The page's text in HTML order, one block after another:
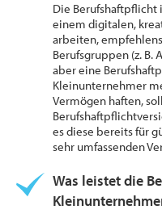
Die Berufshaftpflicht
einem digitalen,
arbeiten,
Berufsgruppen (z. B.
aber eine
Kleinunternehmer
Vermögen haften,
es diese bereits für
sehr umfassenden
Was leistet die